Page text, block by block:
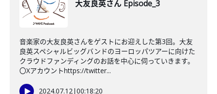
大友良英さん Episode_3
音楽家の大友良英さんをゲストにお迎えした第3回。大友
良英スペシャルビッグバンドのヨーロッパツアーに向けた
クラウドファンディングのお話を中心に伺っていきます。
〇Xアカウントhttps://twitter...
2024.07.12|00:18:20